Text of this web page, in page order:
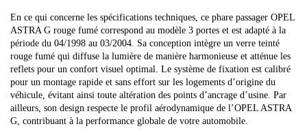
En ce qui concerne les spécifications techniques, ce phare passager OPEL
ASTRA G rouge fumé correspond au modèle 3 portes et est adapté à la
période du 04/1998 au 03/2004. Sa conception intègre un verre teinté
rouge fumé qui diffuse la lumière de manière harmonieuse et atténue les
reflets pour un confort visuel optimal. Le système de fixation est calibré
pour un montage rapide et sans effort sur les logements d’origine du
véhicule, évitant ainsi toute altération des points d’ancrage d’usine. Par
ailleurs, son design respecte le profil aérodynamique de l’OPEL ASTRA
G, contribuant à la performance globale de votre automobile.